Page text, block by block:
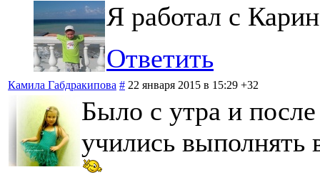
Я работал с
Ответить
Камила Габдракипова # 22 января 2015 в 15:29 +32
Было с утра и
учились выполнять